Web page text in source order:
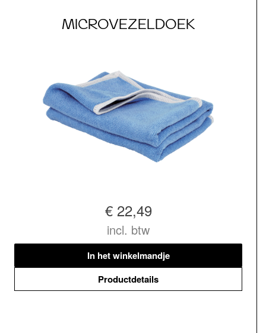
MICROVEZELDOEK
€ 22,49
incl. btw
In het winkelmandje
Productdetails